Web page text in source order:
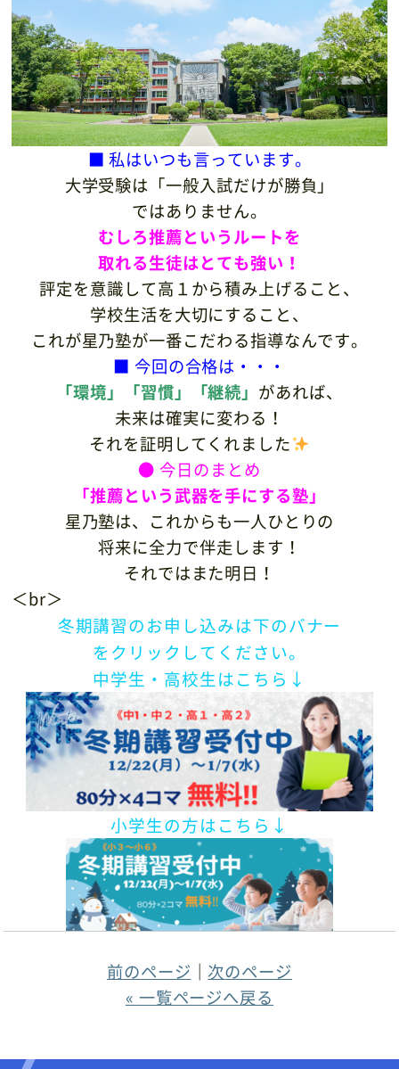
■ 私はいつも言っています。
大学受験は「一般入試だけが勝負」
ではありません。
むしろ推薦というルートを
取れる生徒はとても強い！
評定を意識して高１から積み上げること、
学校生活を大切にすること、
これが星乃塾が一番こだわる指導なんです。
■ 今回の合格は・・・
「環境」「習慣」「継続」 があれば、
未来は確実に変わる！
それを証明してくれました
● 今日のまとめ
「推薦という武器を手にする塾」
星乃塾は、これからも一人ひとりの
将来に全力で伴走します！
それではまた明日！
＜br＞
冬期講習のお申し込みは下のバナー
をクリックしてください。
中学生・高校生はこちら↓
小学生の方はこちら↓
前のページ ｜ 次のページ
« 一覧ページへ戻る